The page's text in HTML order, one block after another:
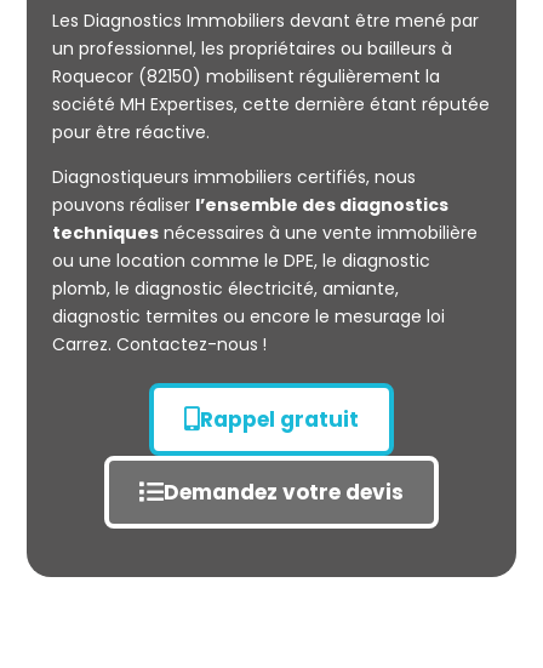
Mesurage
CARREZ
Les Diagnostics Immobiliers devant être mené par
un professionnel, les propriétaires ou bailleurs à
Roquecor (82150) mobilisent régulièrement la
société MH Expertises, cette dernière étant réputée
pour être réactive.
Diagnostiqueurs immobiliers certifiés, nous
pouvons réaliser l’ensemble des diagnostics
techniquesnécessaires à une vente immobilière
ou une location comme le DPE, le diagnostic
plomb, le diagnostic électricité, amiante,
diagnostic termites ou encore le mesurage loi
Carrez. Contactez-nous !
Rappel gratuit
Demandez votre devis